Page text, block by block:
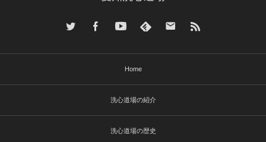
Home
洗心道場の紹介
洗心道場の歴史